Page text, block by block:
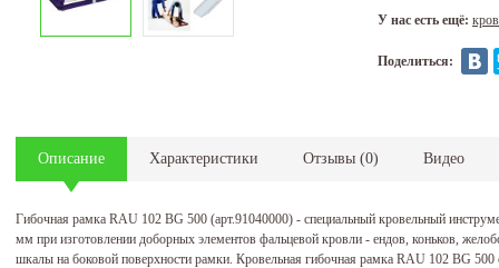
У нас есть ещё:
Поделиться:
Описание Характеристики Отзывы (0) Видео
Гибочная рамка RAU 102 BG 500 (арт.91040000) - специальный кровельный
мм при изготовлении доборных элементов фальцевой кровли - ендов, коньков,
шкалы на боковой поверхности рамки. Кровельная гибочная рамка RAU 102 BG 500